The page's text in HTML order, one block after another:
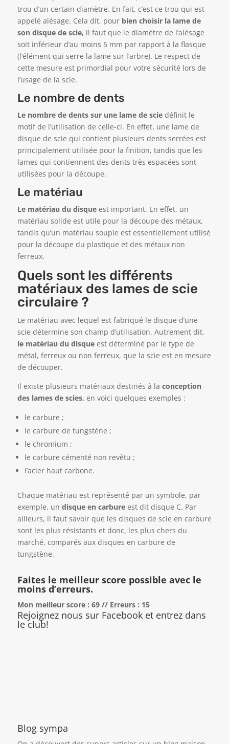
trou d’un certain diamètre. En fait, c’est ce trou qui est
appelé alésage. Cela dit, pourbien choisir la lame de
son disque de scie, il faut que le diamètre de l’alésage
soit inférieur d’au moins 5 mm par rapport à la flasque
(l’élément qui serre la lame sur l’arbre). Le respect de
cette mesure est primordial pour votre sécurité lors de
l’usage de la scie.
Le nombre de dents
Le nombre de dents sur une lame de sciedéfinit le
motif de l’utilisation de celle-ci. En effet, une lame de
disque de scie qui contient plusieurs dents serrées est
principalement utilisée pour la finition, tandis que les
lames qui contiennent des dents très espacées sont
utilisées pour la découpe.
Le matériau
Le matériau du disqueest important. En effet, un
matériau solide est utile pour la découpe des métaux,
tandis qu’un matériau souple est essentiellement utilisé
pour la découpe du plastique et des métaux non
ferreux.
Quels sont les différents
matériaux des lames de scie
circulaire ?
Le matériau avec lequel est fabriqué le disque d’une
scie détermine son champ d’utilisation. Autrement dit,
le matériau du disqueest déterminé par le type de
métal, ferreux ou non ferreux, que la scie est en mesure
de découper.
Il existe plusieurs matériaux destinés à la conception
des lames de scies, en voici quelques exemples :
le carbure ;
le carbure de tungstène ;
le chromium ;
le carbure cémenté non revêtu ;
l’acier haut carbone.
Chaque matériau est représenté par un symbole, par
exemple, un disque en carbure est dit disque C. Par
ailleurs, il faut savoir que les disques de scie en carbure
sont les plus résistants et donc, les plus chers du
marché, comparés aux disques en carbure de
tungstène.
Faites le meilleur score possible avec le
moins d’erreurs.
Mon meilleur score : 69 // Erreurs : 15
Rejoignez nous sur Facebook et entrez dans
le club!
Blog sympa